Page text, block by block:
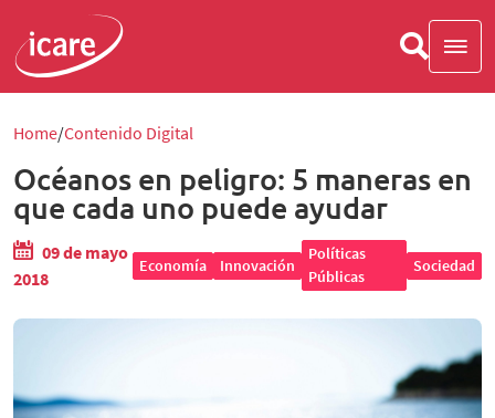
Home Contenido Digital
Océanos en peligro: 5 maneras en
que cada uno puede ayudar
09 de mayo
2018
Economía Innovación
Políticas
Públicas
Sociedad